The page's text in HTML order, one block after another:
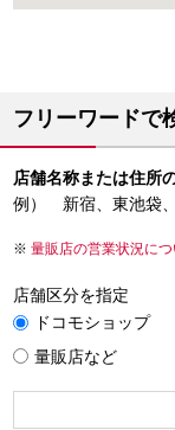
フリーワードで
店舗名称または住所
例） 新宿、東池袋
量販店の営業状況に
店舗区分を指定
ドコモショップ
量販店など